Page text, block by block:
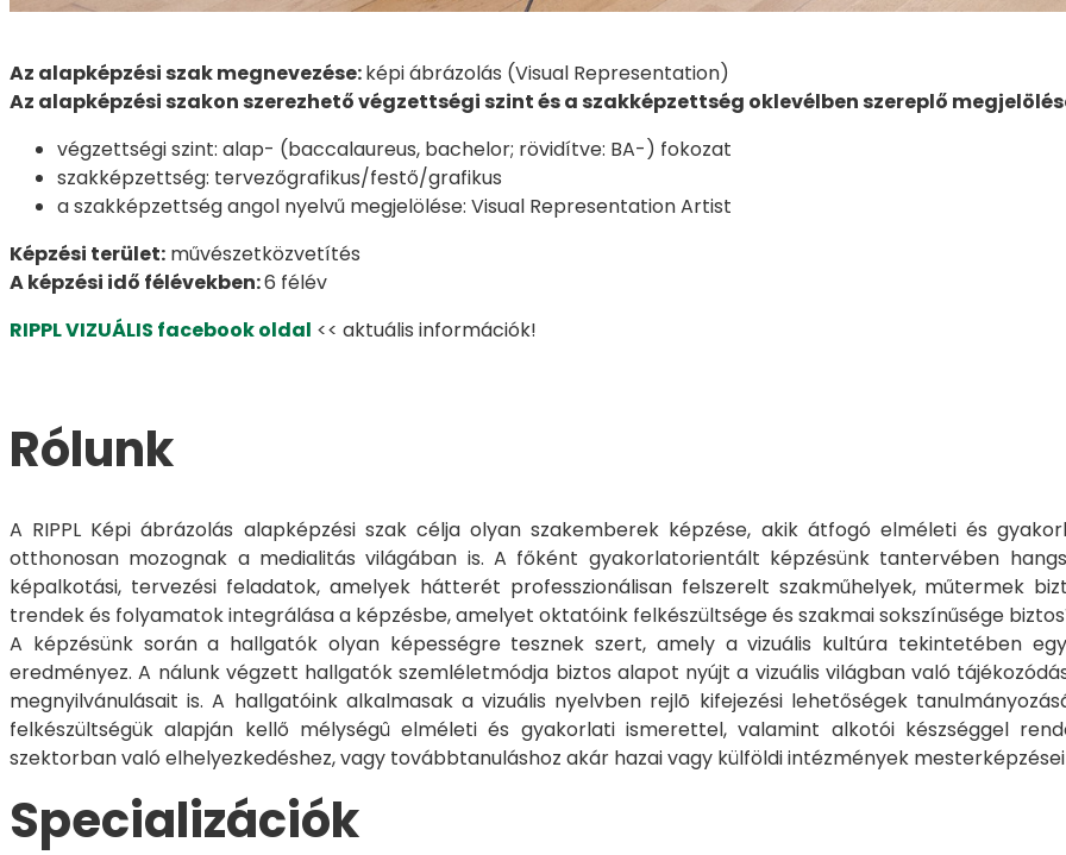
Az alapképzési szak megnevezése:képi ábrázolás (Visual Representation)
Az alapképzési szakon szerezhető végzettségi szint és a szakképzettség oklevélben szereplő
végzettségi szint: alap- (baccalaureus, bachelor; rövidítve: BA-) fokozat
szakképzettség: tervezőgrafikus/festő/grafikus
a szakképzettség angol nyelvű megjelölése: Visual Representation Artist
Képzési terület: művészetközvetítés
A képzési idő félévekben:6 félév
RIPPL VIZUÁLIS facebook oldal << aktuális információk!
Rólunk
A RIPPL Képi ábrázolás alapképzési szak célja olyan szakemberek képzése, akik átfogó elméleti és
otthonosan mozognak a medialitás világában is. A főként gyakorlatorientált képzésünk tantervében
képalkotási, tervezési feladatok, amelyek hátterét professzionálisan felszerelt szakműhelyek, műtermek
trendek és folyamatok integrálása a képzésbe, amelyet oktatóink felkészültsége és szakmai sokszínűsége
A képzésünk során a hallgatók olyan képességre tesznek szert, amely a vizuális kultúra tekintetében
eredményez. A nálunk végzett hallgatók szemléletmódja biztos alapot nyújt a vizuális világban való
megnyilvánulásait is. A hallgatóink alkalmasak a vizuális nyelvben rejlõ kifejezési lehetőségek
felkészültségük alapján kellő mélységû elméleti és gyakorlati ismerettel, valamint alkotói készséggel
szektorban való elhelyezkedéshez, vagy továbbtanuláshoz akár hazai vagy külföldi intézmények
Specializációk